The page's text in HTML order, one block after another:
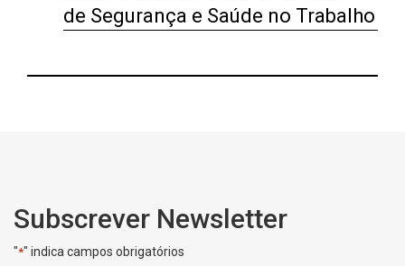
de Segurança e Saúde no Trabalho
Subscrever Newsletter
"*" indica campos obrigatórios